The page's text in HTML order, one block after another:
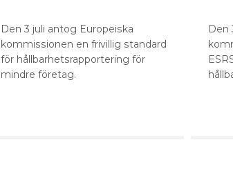
Den 3 juli antog Europeiska
kommissionen en frivillig standard
för hållbarhetsrapportering för
mindre företag.
Den